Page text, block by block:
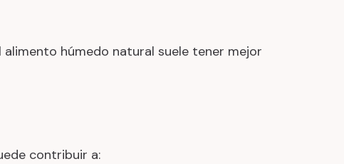
húmedo natural suele tener mejor
contribuir a: